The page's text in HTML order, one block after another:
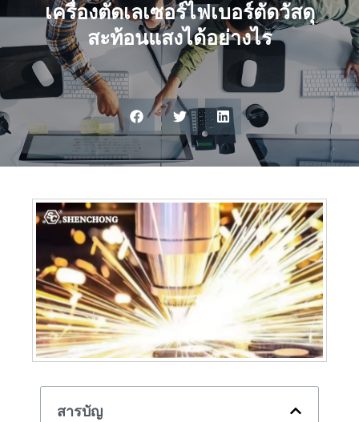
เครื่องตัดเลเซอร์ไฟเบอร์ตัดวัสดุ
สะท้อนแสงได้อย่างไร
สารบัญ